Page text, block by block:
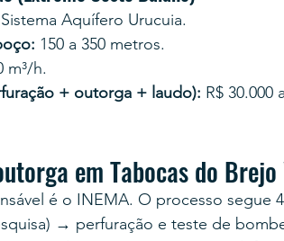
Sistema Aquífero Urucuia.
150 a 350 metros.
m³/h.
+ outorga + laudo): R$ 30.000
em Tabocas do
é o INEMA. O processo segue
→ perfuração e teste de